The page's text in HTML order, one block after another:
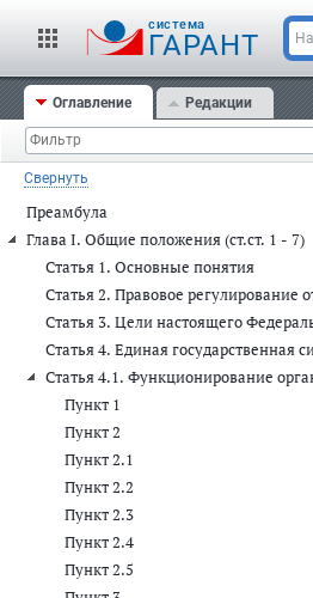
cистема
ГАРАНТ
Оглавление Редакции
Свернуть
Преамбула
Глава I. Общие положения (ст.ст. 1 - 7)
Статья 1. Основные понятия
Статья 2. Правовое регулирование
Статья 3. Цели настоящего
Статья 4. Единая государственная
Статья 4.1. Функционирование
Пункт 1
Пункт 2
Пункт 2.1
Пункт 2.2
Пункт 2.3
Пункт 2.4
Пункт 2.5